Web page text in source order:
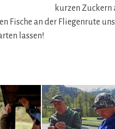
kurzen Zuckern
Fische an der Fliegenrute
lassen!